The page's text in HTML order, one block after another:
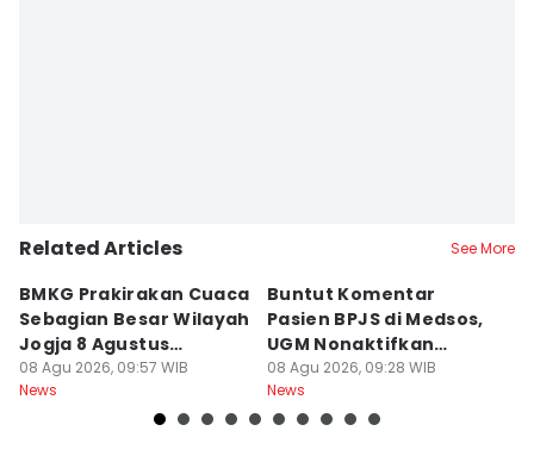
Related Articles See More
BMKG Prakirakan Cuaca
Sebagian Besar Wilayah
Jogja 8 Agustus
Berawan
08 Agu 2026, 09:57 WIB
News
Buntut Komentar
Pasien BPJS di Medsos,
UGM Nonaktifkan
Dokter PPDS
08 Agu 2026, 09:28 WIB
News